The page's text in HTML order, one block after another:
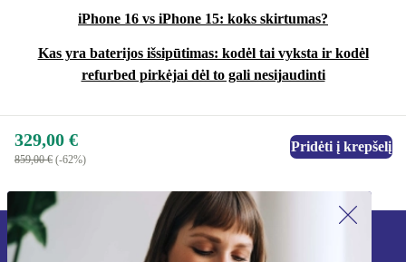
patikrintas, išvalytas ir atnaujintas, kad būtų užtikrinta
aukščiausia kokybė. Pirkdami refurbed išmanųjį
telefoną, jūs darote ekologiškesnį pasirinkimą,
patirkite aukščiausią technologiją už geriausią kainą!
iPhone 16 vs iPhone 15: koks skirtumas?
Kas yra baterijos išsipūtimas: kodėl tai vyksta ir kodėl
refurbed pirkėjai dėl to gali nesijaudinti
329,00 €
859,00 € (-62%)
Pridėti į krepšelį
Užsiprenumeruok mūsų naujienlaiškį!